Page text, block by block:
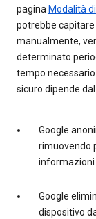
pagina Modalità
potrebbe
manualmente,
determinato
tempo
sicuro dipende
Google
rimuovendo
informazioni
Google
dispositivo